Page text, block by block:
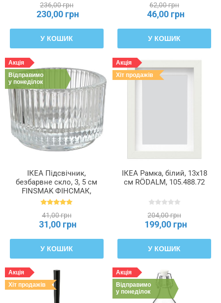
236,00 грн
230,00 грн
У КОШИК
62,00 грн
46,00 грн
У КОШИК
Акція
Відправимо
у понеділок
ІКЕА Підсвічник,
безбарвне скло, 3, 5 см
FINSMAK ФІНСМАК,
004.709.82
41,00 грн
31,00 грн
У КОШИК
Акція
Хіт продажів
ІКЕА Рамка, білий, 13x18
см RÖDALM, 105.488.72
204,00 грн
199,00 грн
У КОШИК
Акція
Хіт продажів
Акція
Відправимо
у понеділок